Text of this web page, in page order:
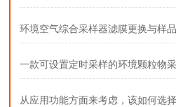
环境空气综合采样器滤膜更换与样
一款可设置定时采样的环境颗粒物
从应用功能方面来考虑，该如何选